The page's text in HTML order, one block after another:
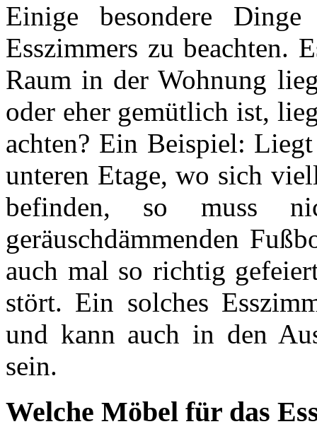
Einige besondere
Esszimmers zu beachten.
Raum in der Wohnung
oder eher gemütlich ist,
achten? Ein Beispiel:
unteren Etage, wo sich
befinden, so muss
geräuschdämmenden
auch mal so richtig
stört. Ein solches
und kann auch in den
sein.
Welche Möbel für das